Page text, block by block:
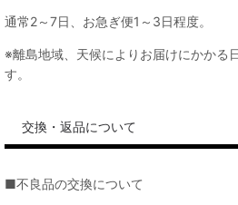
通常2～7日、お急ぎ便1～3日程度。
※離島地域、天候によりお届けにかかる
す。
交換・返品について
■不良品の交換について